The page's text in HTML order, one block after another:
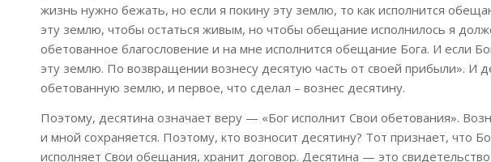
жизнь нужно бежать, но если я покину эту землю, то как исполнится
эту землю, чтобы остаться живым, но чтобы обещание исполнилось я
обетованное благословение и на мне исполнится обещание Бога. И если
эту землю. По возвращении вознесу десятую часть от своей прибыли». И
обетованную землю, и первое, что сделал – вознес десятину.
Поэтому, десятина означает веру — «Бог исполнит Свои обетования».
и мной сохраняется. Поэтому, кто возносит десятину? Тот признает, что
исполняет Свои обещания, хранит договор. Десятина — это